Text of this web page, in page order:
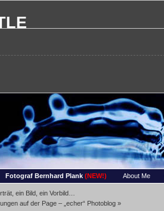
Fotograf Bernhard Plank (NEW!) About Me
ein Bild, ein Vorbild…
auf der Page – „echer“ Photoblog »